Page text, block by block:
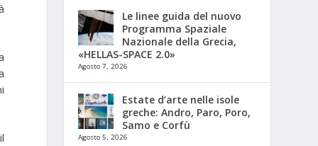
Le linee guida del nuovo
Programma Spaziale
Nazionale della Grecia,
«HELLAS-SPACE 2.0»
Agosto 7, 2026
Estate d’arte nelle isole
greche: Andro, Paro, Poro,
Samo e Corfù
Agosto 5, 2026